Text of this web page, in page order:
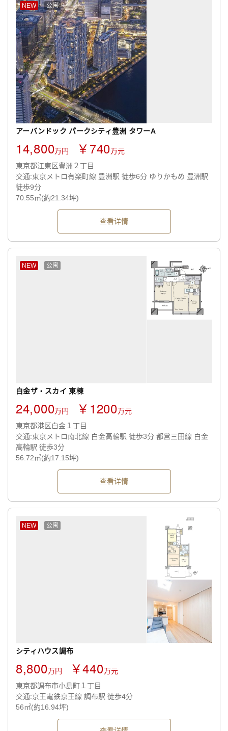
NEW 公寓
アーバンドック パークシティ豊洲 タワーA
14,800万円 ￥740万元
東京都江東区豊洲２丁目
交通:東京メトロ有楽町線 豊洲駅 徒歩6分 ゆりかもめ 豊洲駅
徒歩9分
70.55㎡(約21.34坪)
查看详情
NEW 公寓
白金ザ・スカイ 東棟
24,000万円 ￥1200万元
東京都港区白金１丁目
交通:東京メトロ南北線 白金高輪駅 徒歩3分 都営三田線 白金
高輪駅 徒歩3分
56.72㎡(約17.15坪)
查看详情
NEW 公寓
シティハウス調布
8,800万円 ￥440万元
東京都調布市小島町１丁目
交通:京王電鉄京王線 調布駅 徒歩4分
56㎡(約16.94坪)